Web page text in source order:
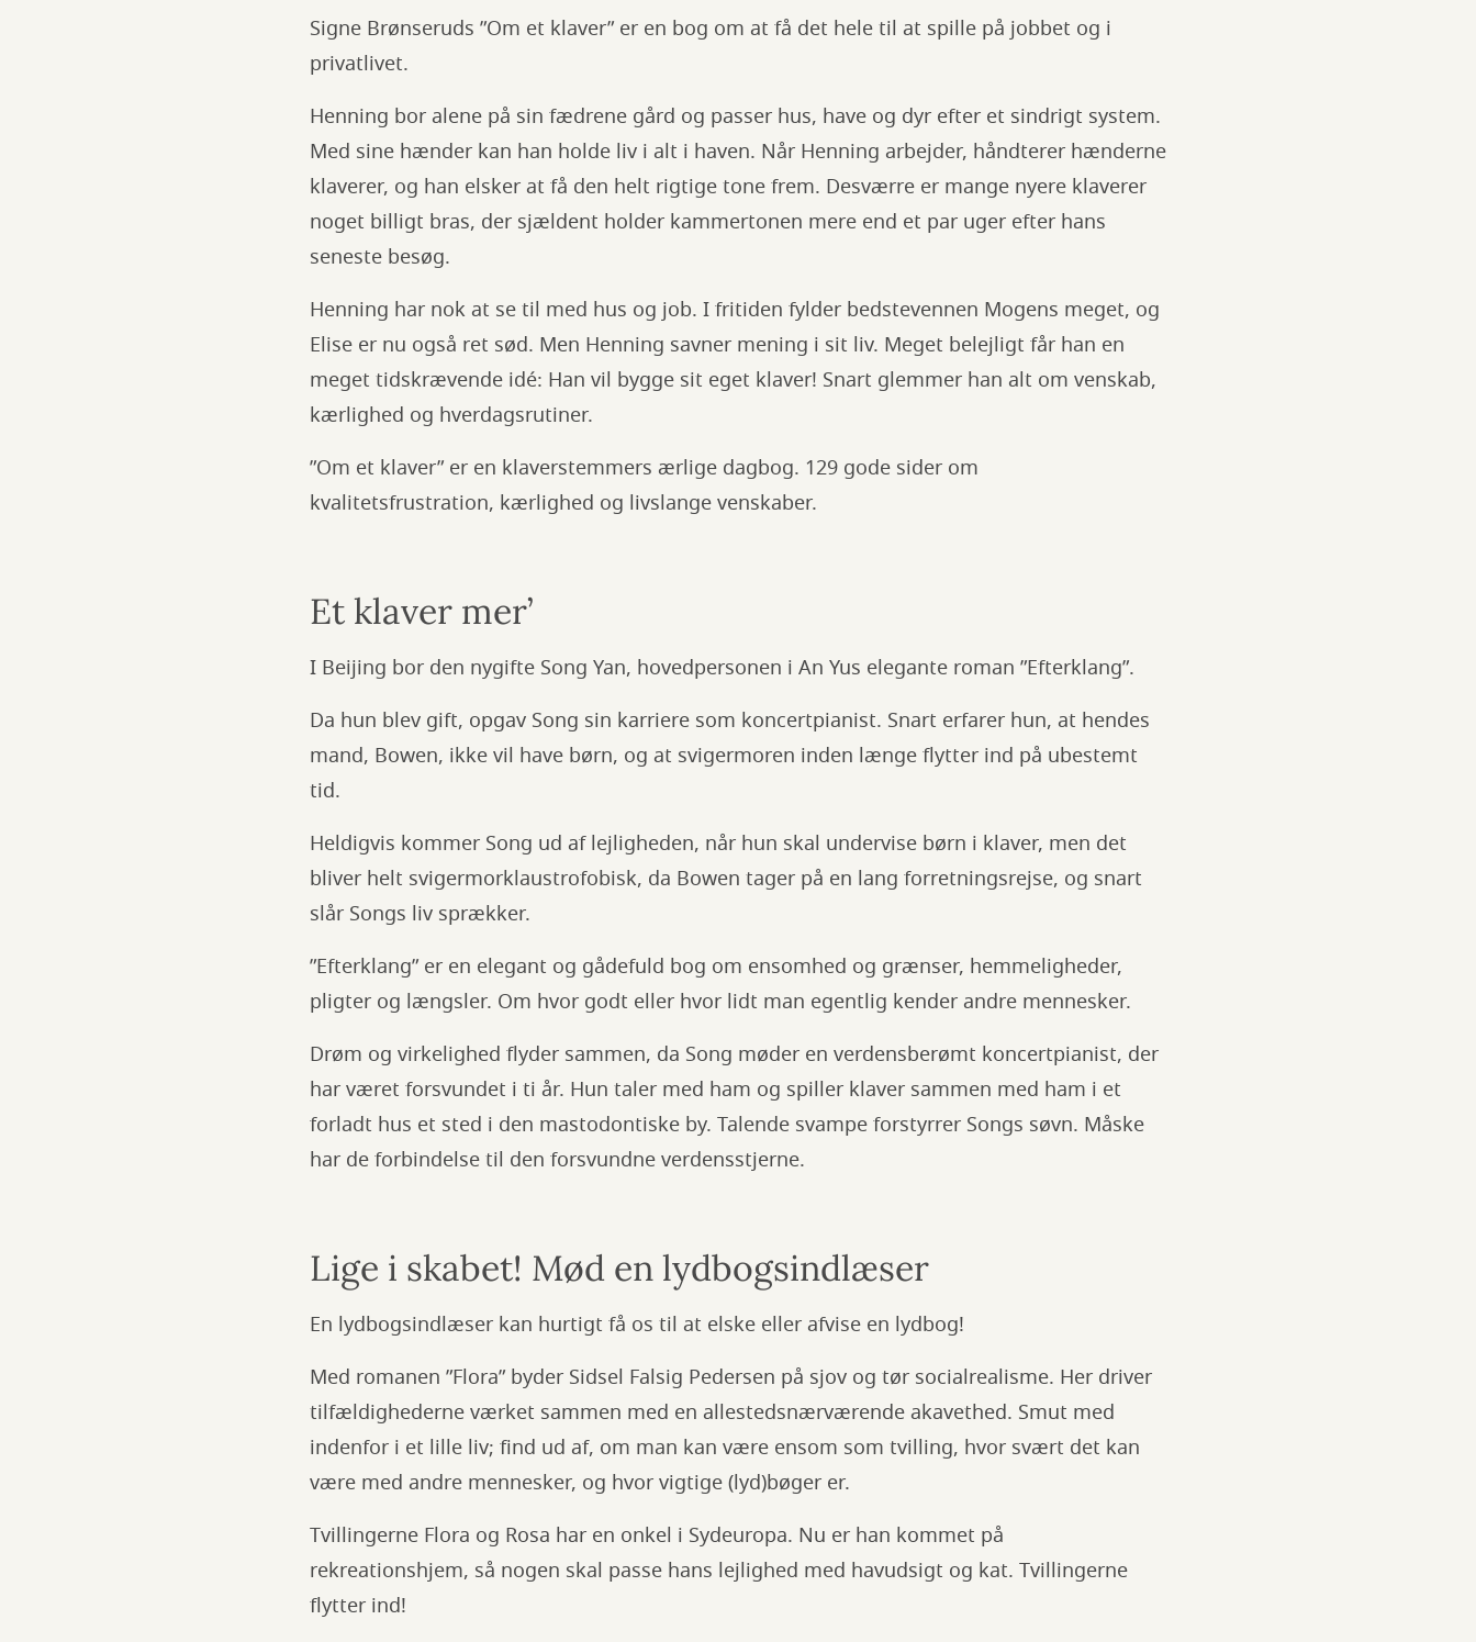
Signe Brønseruds ”Om et klaver” er en bog om at få det hele til at spille på jobbet og i
privatlivet.
Henning bor alene på sin fædrene gård og passer hus, have og dyr efter et sindrigt system.
Med sine hænder kan han holde liv i alt i haven. Når Henning arbejder, håndterer hænderne
klaverer, og han elsker at få den helt rigtige tone frem. Desværre er mange nyere klaverer
noget billigt bras, der sjældent holder kammertonen mere end et par uger efter hans
seneste besøg.
Henning har nok at se til med hus og job. I fritiden fylder bedstevennen Mogens meget, og
Elise er nu også ret sød. Men Henning savner mening i sit liv. Meget belejligt får han en
meget tidskrævende idé: Han vil bygge sit eget klaver! Snart glemmer han alt om venskab,
kærlighed og hverdagsrutiner.
”Om et klaver” er en klaverstemmers ærlige dagbog. 129 gode sider om
kvalitetsfrustration, kærlighed og livslange venskaber.
Et klaver mer’
I Beijing bor den nygifte Song Yan, hovedpersonen i An Yus elegante roman ”Efterklang”.
Da hun blev gift, opgav Song sin karriere som koncertpianist. Snart erfarer hun, at hendes
mand, Bowen, ikke vil have børn, og at svigermoren inden længe flytter ind på ubestemt
tid.
Heldigvis kommer Song ud af lejligheden, når hun skal undervise børn i klaver, men det
bliver helt svigermorklaustrofobisk, da Bowen tager på en lang forretningsrejse, og snart
slår Songs liv sprækker.
”Efterklang” er en elegant og gådefuld bog om ensomhed og grænser, hemmeligheder,
pligter og længsler. Om hvor godt eller hvor lidt man egentlig kender andre mennesker.
Drøm og virkelighed flyder sammen, da Song møder en verdensberømt koncertpianist, der
har været forsvundet i ti år. Hun taler med ham og spiller klaver sammen med ham i et
forladt hus et sted i den mastodontiske by. Talende svampe forstyrrer Songs søvn. Måske
har de forbindelse til den forsvundne verdensstjerne.
Lige i skabet! Mød en lydbogsindlæser
En lydbogsindlæser kan hurtigt få os til at elske eller afvise en lydbog!
Med romanen ”Flora” byder Sidsel Falsig Pedersen på sjov og tør socialrealisme. Her driver
tilfældighederne værket sammen med en allestedsnærværende akavethed. Smut med
indenfor i et lille liv; find ud af, om man kan være ensom som tvilling, hvor svært det kan
være med andre mennesker, og hvor vigtige (lyd)bøger er.
Tvillingerne Flora og Rosa har en onkel i Sydeuropa. Nu er han kommet på
rekreationshjem, så nogen skal passe hans lejlighed med havudsigt og kat. Tvillingerne
flytter ind!